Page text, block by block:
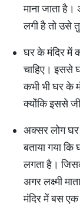
माना जाता
लगी है तो उसे
घर के मंदिर में
चाहिए। इससे
कभी भी घर के
क्योंकि इससे
अक्सर लोग
बताया गया
लगता है।
अगर लक्ष्मी
मंदिर में बस